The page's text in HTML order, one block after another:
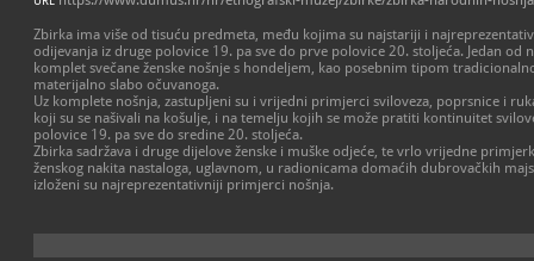
Zbirka ima više od tisuću predmeta, među kojima su najstariji i
odijevanja iz druge polovice 19. pa sve do prve polovice 20. stoljeća. Jedan od
komplet svečane ženske nošnje s hondeljem, kao posebnim tipom
materijalno slabo očuvanoga.
Uz komplete nošnja, zastupljeni su i vrijedni primjerci sviloveza, poprsnice i
koji su se našivali na košulje, i na temelju kojih se može pratiti kontinuitet
polovice 19. pa sve do sredine 20. stoljeća.
Zbirka sadržava i druge dijelove ženske i muške odjeće, te vrlo vrijedne
ženskog nakita nastaloga, uglavnom, u radionicama domaćih dubrovačkih
izloženi su najreprezentativniji primjerci nošnja.